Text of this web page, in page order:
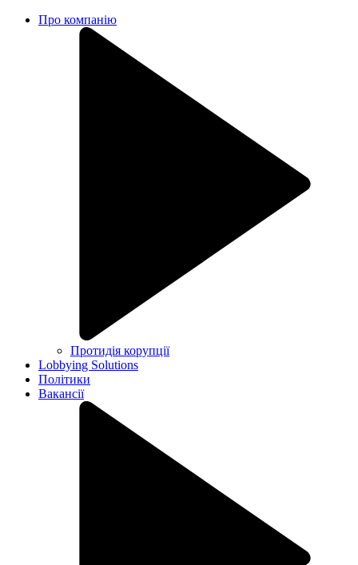
Про компанію
Протидія корупції
Lobbying Solutions
Політики
Вакансії